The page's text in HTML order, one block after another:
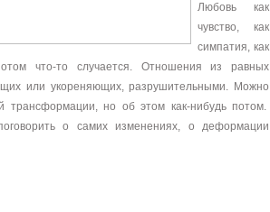
Любовь как
чувство, как
симпатия, как
что-то случается. Отношения из равных
или укореняющих, разрушительными. Можно
трансформации, но об этом как-нибудь потом.
о самих изменениях, о деформации